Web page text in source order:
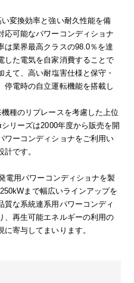
変換効率と強い耐久性能を備
応可能なパワーコンディショナ
は業界最高クラスの98.0％を達
した電気を自家消費することで
て、高い耐塩害仕様と保守・
停電時の自立運転機能を搭載し
種のリプレースを考慮した上位
リーズは2000年度から販売を開
ワーコンディショナをご利用い
です。
電用パワーコンディショナを製
まで幅広いラインアップを
質な系統連系用パワーコンディ
、再生可能エネルギーの利用の
寄与してまいります。